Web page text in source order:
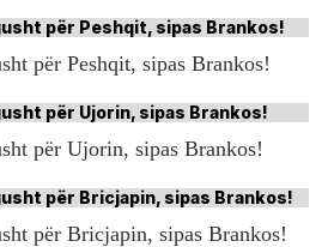
për Peshqit, sipas Brankos!
për Ujorin, sipas Brankos!
për Bricjapin, sipas Brankos!